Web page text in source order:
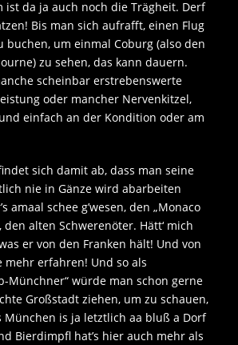
ist da ja auch noch die Trägheit. Derf
Bis man sich aufrafft, einen Flug
buchen, um einmal Coburg (also den
zu sehen, das kann dauern.
scheinbar erstrebenswerte
oder mancher Nervenkitzel,
einfach an der Kondition oder am
sich damit ab, dass man seine
nie in Gänze wird abarbeiten
amaal schee g’wesen, den „Monaco
den alten Schwerenöter. Hätt‘ mich
er von den Franken hält! Und von
mehr erfahren! Und so als
Münchner“ würde man schon gerne
Großstadt ziehen, um zu schauen,
München is ja letztlich aa bluß a Dorf
Bierdimpfl hat’s hier auch mehr als